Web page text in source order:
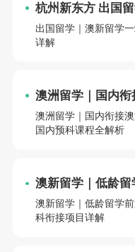
杭州新东方 出国
全程分段式服务流
出国留学｜澳新留学
详解
澳洲留学｜国内
学 MUFY 国内预
澳洲留学｜国内衔接
国内预科课程全解析
澳新留学｜低龄
前置课本科衔接项
澳新留学｜低龄留学
科衔接项目详解